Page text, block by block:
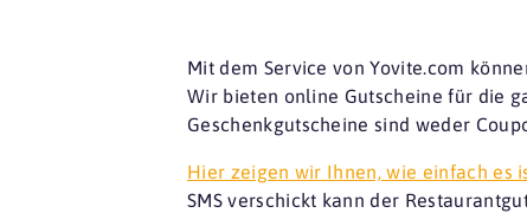
Mit dem Service von Yovite.com
Wir bieten online Gutscheine für die
Geschenkgutscheine sind weder
Hier zeigen wir Ihnen, wie einfach es
SMS verschickt kann der